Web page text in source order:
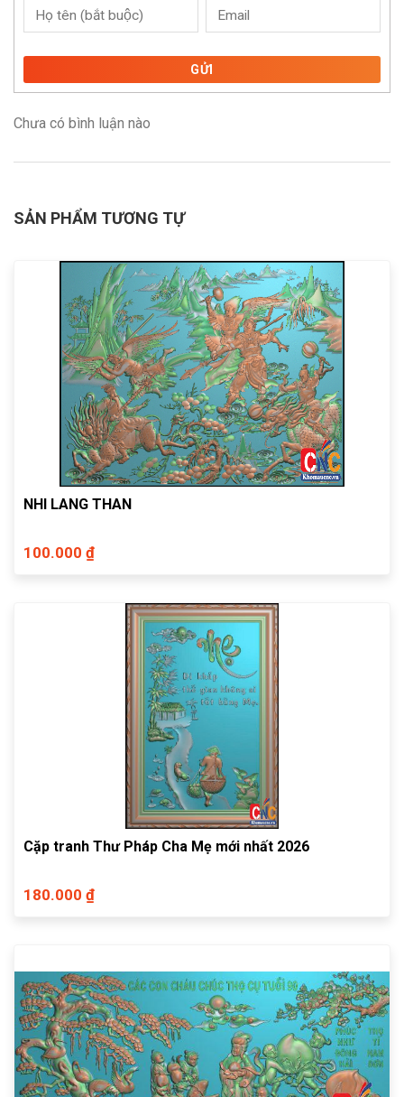
GỬI
Chưa có bình luận nào
SẢN PHẨM TƯƠNG TỰ
NHI LANG THAN
100.000 ₫
Cặp tranh Thư Pháp Cha Mẹ mới nhất 2026
180.000 ₫